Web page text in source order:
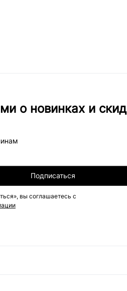
о новинках и
Подписаться
вы соглашаетесь с